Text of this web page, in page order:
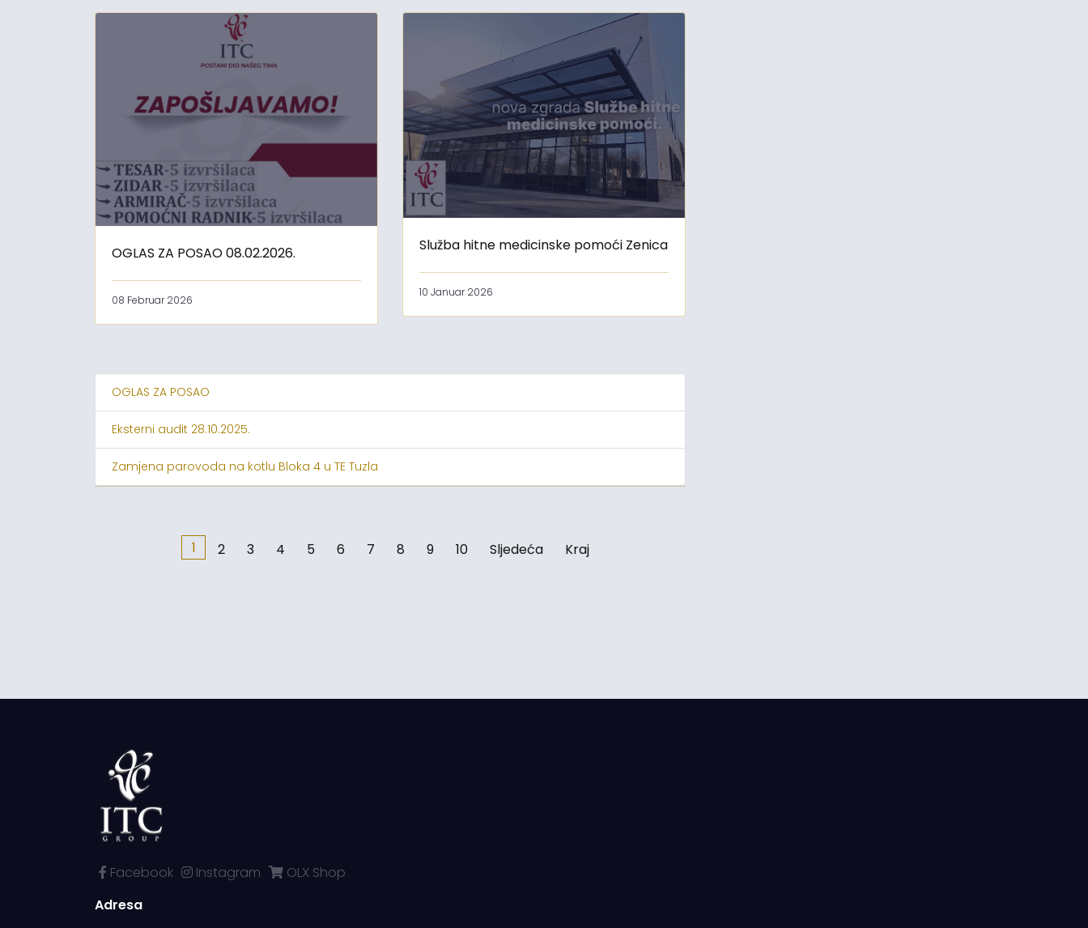
OGLAS ZA POSAO 08.02.2026.
08 Februar 2026
Služba hitne medicinske pomoći Zenica
10 Januar 2026
OGLAS ZA POSAO
Eksterni audit 28.10.2025.
Zamjena parovoda na kotlu Bloka 4 u TE Tuzla
1 2 3 4 5 6 7 8 9 10 Sljedeća Kraj
Facebook Instagram
OLX Shop
Adresa